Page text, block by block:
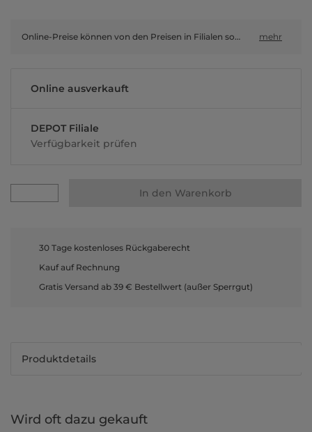
Online-Preise können von den Preisen in Filialen sowie Shop-in-Shop-Flächen abweichen. mehr
Online ausverkauft
DEPOT Filiale
Verfügbarkeit prüfen
In den Warenkorb
30 Tage kostenloses Rückgaberecht
Kauf auf Rechnung
Gratis Versand ab 39 € Bestellwert (außer Sperrgut)
Produktdetails
Wird oft dazu gekauft